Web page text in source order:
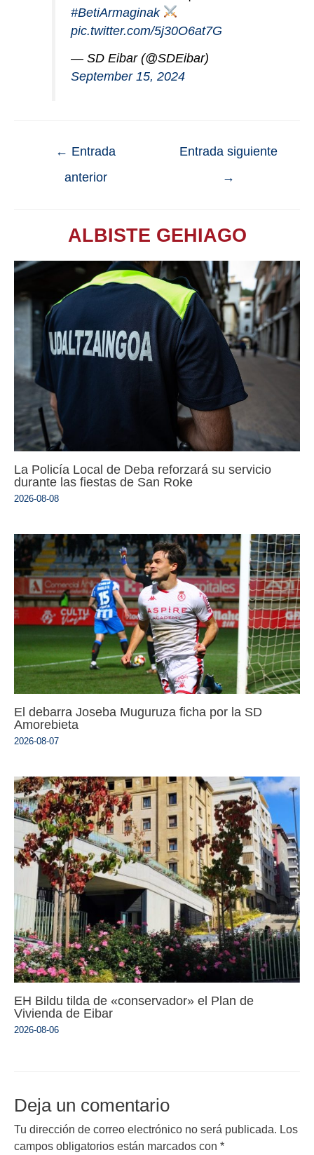
#BetiArmaginak
pic.twitter.com/5j30O6at7G
— SD Eibar (@SDEibar)
September 15, 2024
← Entrada
anterior
Entrada siguiente
→
ALBISTE GEHIAGO
La Policía Local de Deba reforzará su servicio
durante las fiestas de San Roke
2026-08-08
El debarra Joseba Muguruza ficha por la SD
Amorebieta
2026-08-07
EH Bildu tilda de «conservador» el Plan de
Vivienda de Eibar
2026-08-06
Deja un comentario
Tu dirección de correo electrónico no será publicada. Los
campos obligatorios están marcados con *